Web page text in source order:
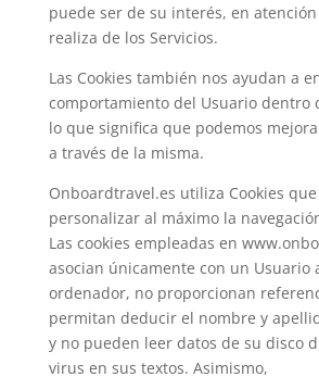
puede ser de su interés, en
realiza de los Servicios.
Las Cookies también nos ayudan a
comportamiento del Usuario dentro
lo que significa que podemos
a través de la misma.
Onboardtravel.es utiliza Cookies
personalizar al máximo la
Las cookies empleadas en
asocian únicamente con un Usuario
ordenador, no proporcionan
permitan deducir el nombre y
y no pueden leer datos de su disco
virus en sus textos. Asimismo,